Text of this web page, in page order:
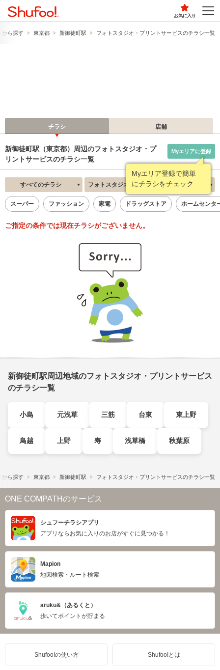
お気に入り
から探す 東京都 新御徒町駅 フォトスタジオ・プリントサービスのチラシ一覧
チラシ 店舗
新御徒町駅（東京都）周辺のフォトスタジオ・プ
リントサービスのチラシ一覧
Myエリア登録で簡単
にチラシをチェック
Myエリアに登録
すべてのチラシ フォトスタジオ・プリントサービス 新着順
スーパー ファッション 家電 ドラッグストア ホームセンタ
ご指定の条件では現在チラシがございません。
新御徒町駅周辺地域のフォトスタジオ・プリントサービス
のチラシ一覧
小島 元浅草 三筋 台東 東上野
鳥越 上野 寿 浅草橋 秋葉原
から探す 東京都 新御徒町駅 フォトスタジオ・プリントサービスのチラシ一覧
ONE COMPATHのサービス
シュフーチラシアプリ
アプリならお気に入りのお店がすぐに見つかる！
Mapion
地図検索・ルート検索
aruku&（あるくと）
歩いてポイントが貯まる
Shufoo!の使い方 Shufoo!とは